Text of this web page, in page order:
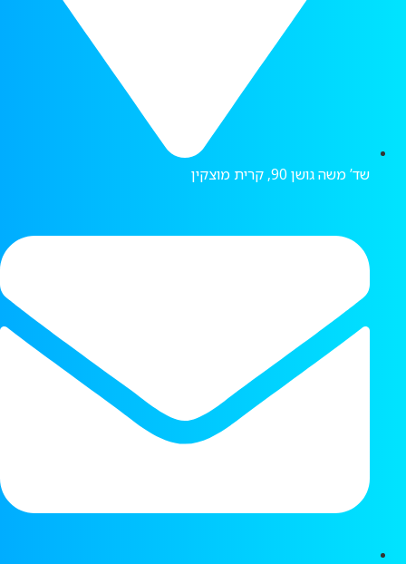
שד’ משה גושן 90, קרית מוצקין